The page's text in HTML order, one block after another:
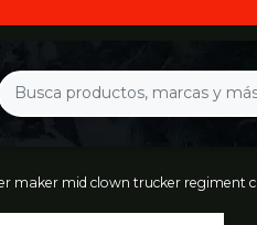
mid clown trucker regiment camo olive drab